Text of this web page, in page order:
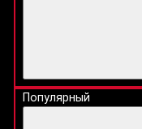
Популярный